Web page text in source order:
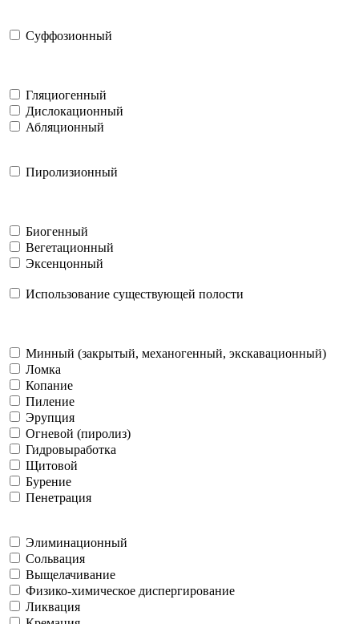
Суффозионный
Гляциогенный
Дислокационный
Абляционный
Пиролизионный
Биогенный
Вегетационный
Эксенцонный
Использование существующей полости
Минный (закрытый, механогенный, экскавационный)
Ломка
Копание
Пиление
Эрупция
Огневой (пиролиз)
Гидровыработка
Щитовой
Бурение
Пенетрация
Элиминационный
Сольвация
Выщелачивание
Физико-химическое диспергирование
Ликвация